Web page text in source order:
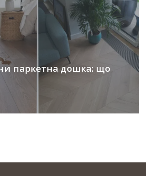
паркетна дошка: що